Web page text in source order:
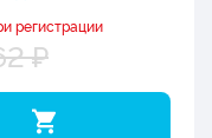
регистрации
₽